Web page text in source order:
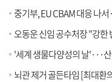
중기부, EU CBAM 대응 나
오동운 신임 공수처장 "강
'세계 생물다양성의 날'···
뇌관 제거 골든타임 [최대환